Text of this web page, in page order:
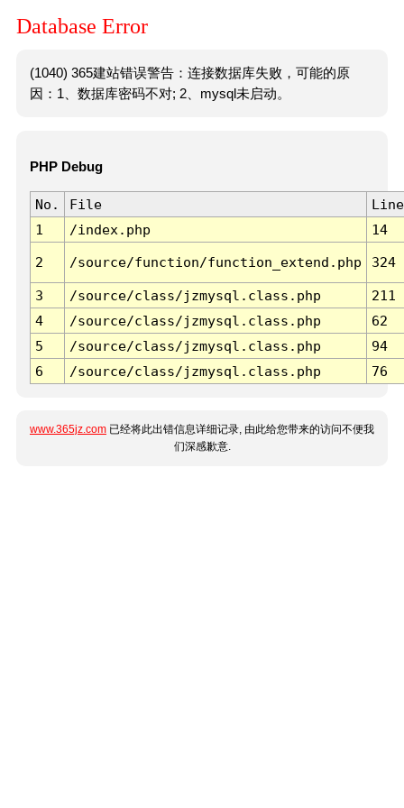
Database Error
(1040) 365建站错误警告：连接数据库失败，可能的原
因：1、数据库密码不对; 2、mysql未启动。
PHP Debug
No. File
Line
1
/index.php 14
2 /source/function/function_extend.php 324
3 /source/class/jzmysql.class.php
211
4
/source/class/jzmysql.class.php
62
5
/source/class/jzmysql.class.php
94
6
/source/class/jzmysql.class.php 76
www.365jz.com 已经将此出错信息详细记录, 由此给您带来的访问不便我
们深感歉意.